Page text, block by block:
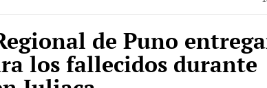
de Puno
los fallecidos durante
Juliaca